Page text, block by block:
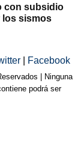
con subsidio
los sismos
Facebook
| Ninguna
podrá ser